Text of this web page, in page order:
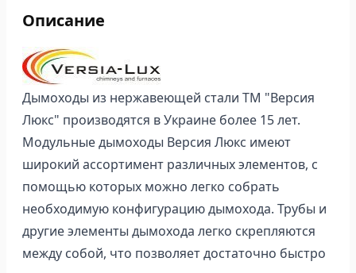
Описание
Дымоходы из нержавеющей стали ТМ "Версия
Люкс" производятся в Украине более 15 лет.
Модульные дымоходы Версия Люкс имеют
широкий ассортимент различных элементов, с
помощью которых можно легко собрать
необходимую конфигурацию дымохода. Трубы и
другие элементы дымохода легко скрепляются
между собой, что позволяет достаточно быстро